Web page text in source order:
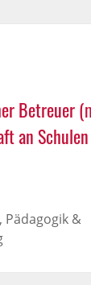
Betreuer
an Schulen
Pädagogik &